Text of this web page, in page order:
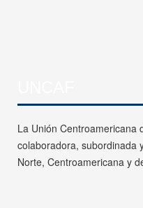
La Unión Centroamericana
colaboradora, subordinada
Norte, Centroamericana y